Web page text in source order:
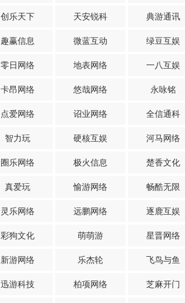
创乐天下 天安锐科 典游通讯
趣赢信息 微蓝互动 绿豆互娱
零日网络 地表网络 一八互娱
卡昂网络 悠哉网络 永咏铭
点爱网络 诏业网络 全信通科
智力玩 硬核互娱 河马网络
圈乐网络 极火信息 楚香文化
真爱玩 愉游网络 畅酷无限
灵乐网络 远鹏网络 逐鹿互娱
彩狗文化 萌萌游 星晋网络
新游网络 乐杰轮 飞鸟与鱼
迅游科技 柏项网络 芝麻开门